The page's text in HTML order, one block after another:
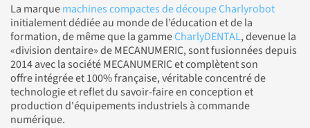
La marquemachines compactes de découpe Charlyrobot
initialement dédiée au monde de l’éducation et de la
formation, de même que la gammeCharlyDENTAL, devenue la
«division dentaire» de MECANUMERIC, sont fusionnées depuis
2014 avec la société MECANUMERIC et complètent son
offre intégrée et 100% française, véritable concentré de
technologie et reflet du savoir-faire en conception et
production d'équipements industriels à commande
numérique.